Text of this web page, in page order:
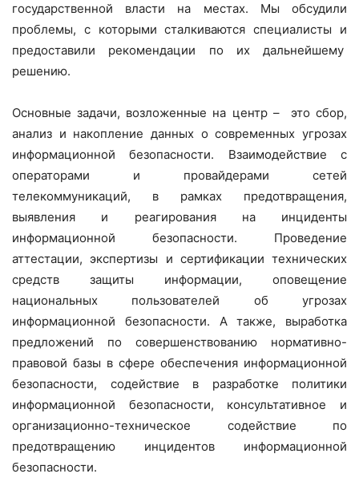
государственной власти на местах. Мы обсудили
проблемы, с которыми сталкиваются специалисты и
предоставили рекомендации по их дальнейшему
решению.
Основные задачи, возложенные на центр – это сбор,
анализ и накопление данных о современных угрозах
информационной безопасности. Взаимодействие с
операторами и провайдерами сетей
телекоммуникаций, в рамках предотвращения,
выявления и реагирования на инциденты
информационной безопасности. Проведение
аттестации, экспертизы и сертификации технических
средств защиты информации, оповещение
национальных пользователей об угрозах
информационной безопасности. А также, выработка
предложений по совершенствованию нормативно-
правовой базы в сфере обеспечения информационной
безопасности, содействие в разработке политики
информационной безопасности, консультативное и
организационно-техническое содействие по
предотвращению инцидентов информационной
безопасности.